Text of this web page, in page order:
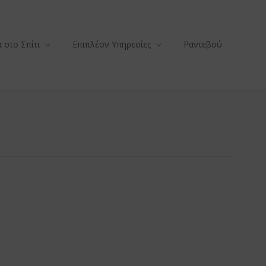
Σπίτι Επιπλέον Υπηρεσίες Ραντεβού